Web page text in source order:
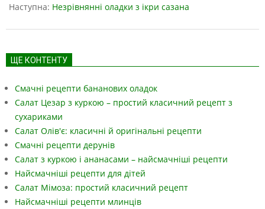
Наступна: Незрівнянні оладки з ікри сазана
ЩЕ КОНТЕНТУ
Смачні рецепти бананових оладок
Салат Цезар з куркою – простий класичний рецепт з
сухариками
Салат Олів'є: класичні й оригінальні рецепти
Смачні рецепти дерунів
Салат з куркою і ананасами – найсмачніші рецепти
Найсмачніші рецепти для дітей
Салат Мімоза: простий класичний рецепт
Найсмачніші рецепти млинців